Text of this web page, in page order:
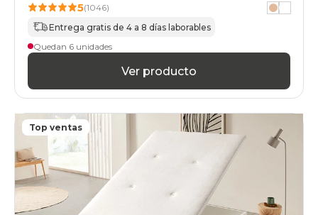
canapes-
abatibles
frontal
black-
days
canapes-
abatibles
apertura-
black-
5(1046)
Entrega gratis de 4 a 8 días laborables
Quedan 6 unidades
Ver producto
Top ventas